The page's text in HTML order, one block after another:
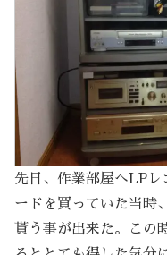
先日、作業部屋へLPレ
ードを買っていた当時
貰う事が出来た。この